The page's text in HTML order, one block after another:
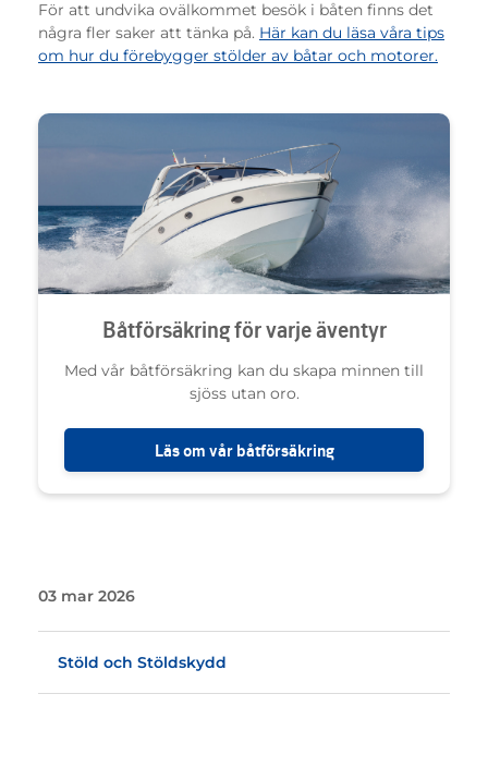
För att undvika ovälkommet besök i båten finns det
några fler saker att tänka på. Här kan du läsa våra tips
om hur du förebygger stölder av båtar och motorer.
Båtförsäkring för varje äventyr
Med vår båtförsäkring kan du skapa minnen till
sjöss utan oro.
Läs om vår båtförsäkring
03 mar 2026
Stöld och Stöldskydd